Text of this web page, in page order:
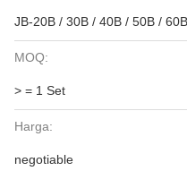
JB-20B / 30B / 40B / 50B /
MOQ:
> = 1 Set
Harga:
negotiable